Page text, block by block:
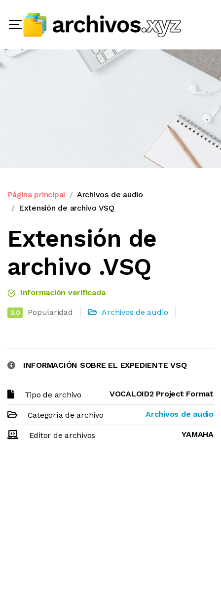
Página principal
Archivos de audio
Extensión de archivo VSQ
Extensión de
archivo .VSQ
Información verificada
3.0 Popularidad Archivos de audio
INFORMACIÓN SOBRE EL EXPEDIENTE VSQ
Tipo de archivo VOCALOID2 Project Format
Categoría de archivo Archivos de audio
Editor de archivos YAMAHA